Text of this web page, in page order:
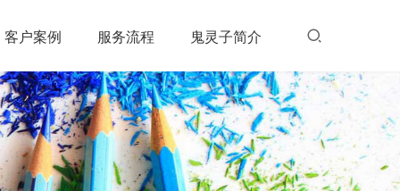
客户案例 服务流程 鬼灵子简介